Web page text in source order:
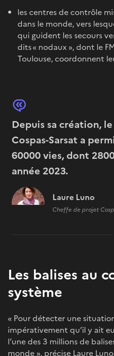
les centres de contrôle
dans le monde, vers
qui guident les secours
dits « nodaux », dont le
Toulouse, coordonnent
Depuis sa création,
Cospas-Sarsat a
60000 vies, dont
année 2023.
Laure Luno
Cheffe de projet
Les balises au
système
« Pour détecter une
impérativement qu’il y ait
l’une des 3 millions de
monde », précise Laure